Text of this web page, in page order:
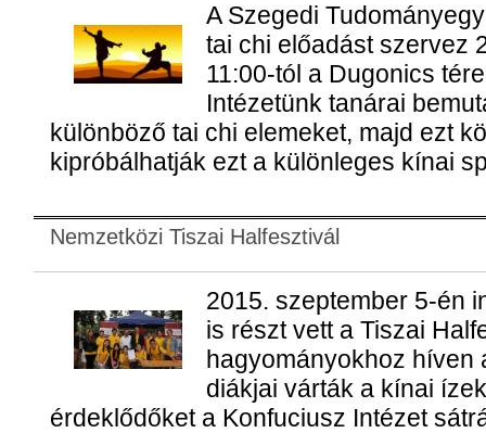
A Szegedi
tai chi előadást szervez
11:00-tól a Dugonics
Intézetünk tanárai
különböző tai chi elemeket, majd ezt
kipróbálhatják ezt a különleges kínai
Nemzetközi Tiszai Halfesztivál
2015. szeptember 5-én
is részt vett a Tiszai
hagyományokhoz híven
diákjai várták a kínai
érdeklődőket a Konfuciusz Intézet